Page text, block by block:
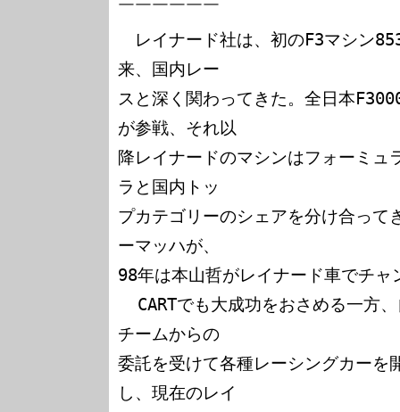
￣￣￣￣￣￣
レイナード社は、初のF3マシン
来、国内レー
スと深く関わってきた。全日本
が参戦、それ以
降レイナードのマシンはフォーミュ
ラと国内トッ
プカテゴリーのシェアを分け合って
ーマッハが、
98年は本山哲がレイナード車でチャ
チームからの
委託を受けて各種レーシングカーを
し、現在のレイ